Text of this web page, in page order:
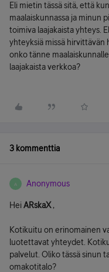
Eli mietin tässä sitä, että
maalaiskunnassa ja minun
toimiva laajakaista yhteys.
yhteyksiä missä
onko tänne
laajakaista verkkoa?
3 kommenttia
A Anonymous
HeiARskaX ,
Kotikuitu on erinomainen
luotettavat yhteydet.
palvelut. Oliko tässä sinun
omakotitalo?